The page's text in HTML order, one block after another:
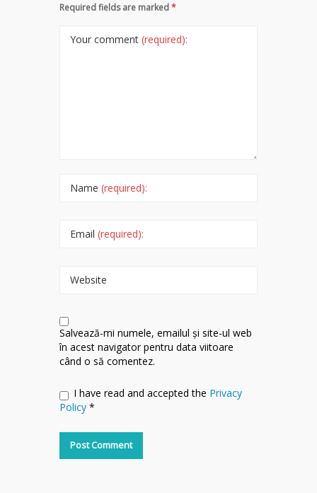
Required fields are marked*
Your comment (required):
Name (required):
Email (required):
Website
Salvează-mi numele, emailul și site-ul web
în acest navigator pentru data viitoare
când o să comentez.
I have read and accepted the Privacy
Policy *